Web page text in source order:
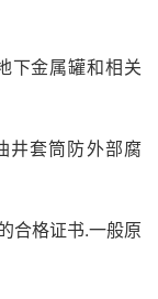
下金属罐和相关
井套筒防外部腐
合格证书.一般原